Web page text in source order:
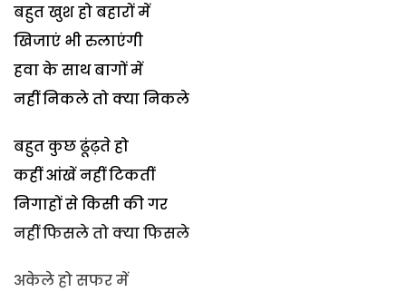
बहुत खुश हो बहारों में
खिजाएं भी रुलाएंगी
हवा के साथ बागों में
नहीं निकले तो क्या निकले
बहुत कुछ ढूंढ़ते हो
कहीं आंखें नहीं टिकतीं
निगाहों से किसी की गर
नहीं फिसले तो क्या फिसले
अकेले हो सफर में